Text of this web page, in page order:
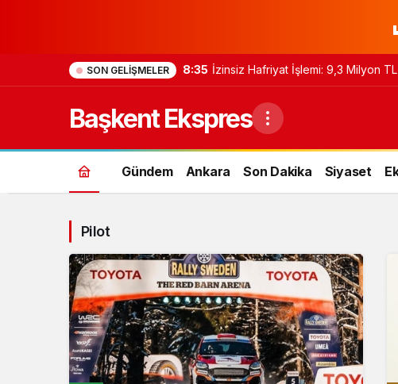
SON GELIŞMELER 8:35 İzinsiz Hafriyat İşlemi: 9,3 Milyon
Başkent Ekspres
Gündem Ankara Son Dakika Siyaset
Pilot